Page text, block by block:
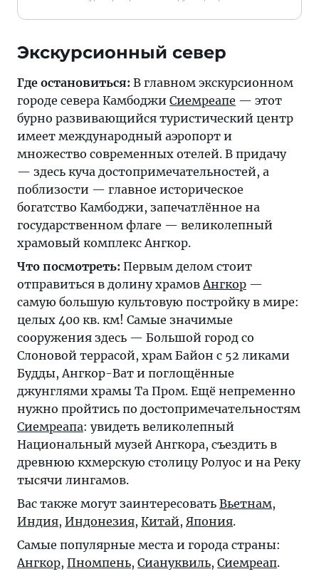
Экскурсионный север
Где остановиться: В главном экскурсионном
городе севера Камбоджи Сиемреапе — этот
бурно развивающийся туристический центр
имеет международный аэропорт и
множество современных отелей. В придачу
— здесь куча достопримечательностей, а
поблизости — главное историческое
богатство Камбоджи, запечатлённое на
государственном флаге — великолепный
храмовый комплекс Ангкор.
Что посмотреть: Первым делом стоит
отправиться в долину храмовАнгкор —
самую большую культовую постройку в мире:
целых 400 кв. км! Самые значимые
сооружения здесь — Большой город со
Слоновой террасой, храм Байон с 52 ликами
Будды, Ангкор-Ват и поглощённые
джунглями храмы Та Пром. Ещё непременно
нужно пройтись по достопримечательностям
Сиемреапа: увидеть великолепный
Национальный музей Ангкора, съездить в
древнюю кхмерскую столицу Ролуос и на Реку
тысячи лингамов.
Вас также могут заинтересовать Вьетнам,
Индия, Индонезия, Китай, Япония.
Самые популярные места и города страны:
Ангкор, Пномпень, Сиануквиль, Сиемреап.